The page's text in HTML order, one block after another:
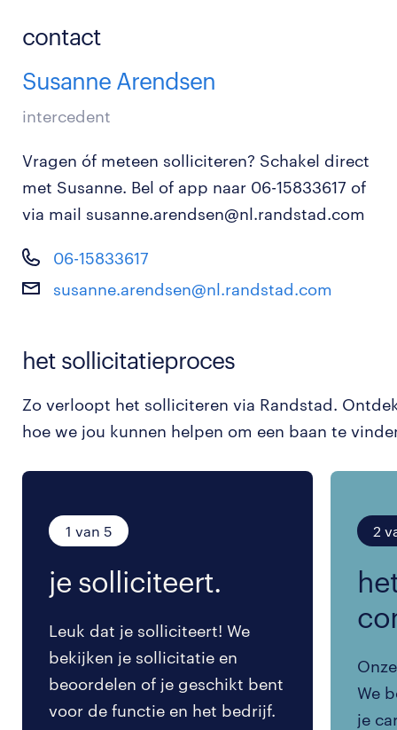
contact
Susanne Arendsen
intercedent
Vragen óf meteen solliciteren? Schakel direct
met Susanne. Bel of app naar 06-15833617 of
via mail susanne.arendsen@nl.randstad.com
06-15833617
susanne.arendsen@nl.randstad.com
het sollicitatieproces
Zo verloopt het solliciteren via Randstad.
hoe we jou kunnen helpen om een baan te
1 van 5
je solliciteert.
Leuk dat je solliciteert! We
bekijken je sollicitatie en
beoordelen of je geschikt bent
voor de functie en het bedrijf.
2
We
je